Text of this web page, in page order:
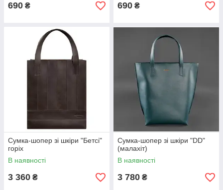
690 ₴ 690 ₴
Сумка-шопер зі шкіри "Бетсі"
горіх
В наявності
3 360 ₴
Сумка-шопер зі шкіри "DD"
(малахіт)
В наявності
3 780 ₴